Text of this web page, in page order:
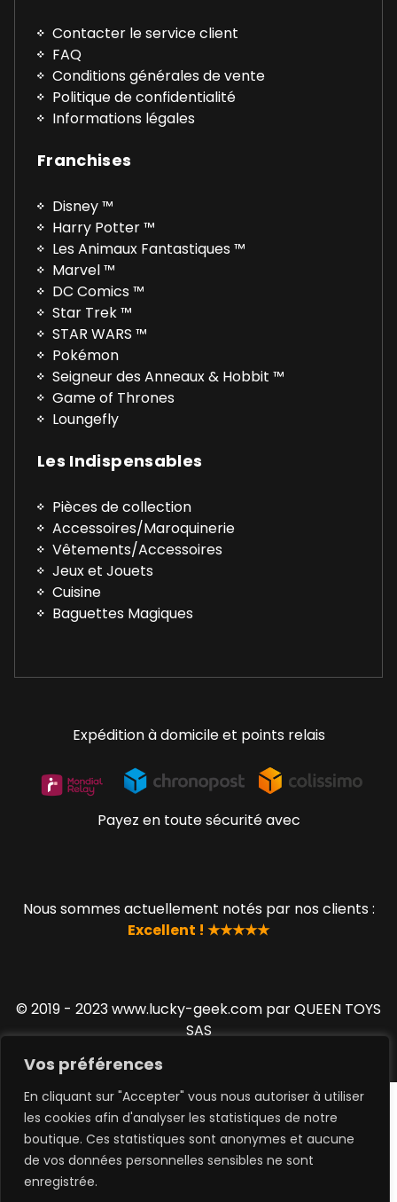
Vos préférences
En cliquant sur "Accepter" vous nous autoriser à utiliser
les cookies afin d'analyser les statistiques de notre
boutique. Ces statistiques sont anonymes et aucune
de vos données personnelles sensibles ne sont
enregistrée.
Contacter le service client
FAQ
Conditions générales de vente
Politique de confidentialité
Informations légales
Franchises
Disney ™
Harry Potter ™
Les Animaux Fantastiques ™
Marvel ™
DC Comics ™
Star Trek ™
STAR WARS ™
Pokémon
Seigneur des Anneaux & Hobbit ™
Game of Thrones
Loungefly
Les Indispensables
Pièces de collection
Accessoires/Maroquinerie
Vêtements/Accessoires
Jeux et Jouets
Cuisine
Baguettes Magiques
Expédition à domicile et points relais
Payez en toute sécurité avec
Nous sommes actuellement notés par nos clients :
Excellent ! ★★★★★
© 2019 - 2023 www.lucky-geek.com par QUEEN TOYS
SAS
0